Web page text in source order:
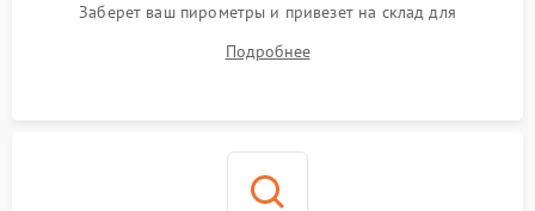
Заберет ваш пирометры и привезет на склад для
Подробнее